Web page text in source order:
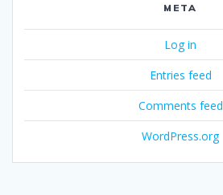
META
Log in
Entries feed
Comments feed
WordPress.org